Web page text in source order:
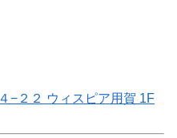
−２２ ウィスピア用賀 1F